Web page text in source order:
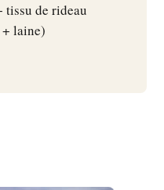
tissu de rideau
laine)